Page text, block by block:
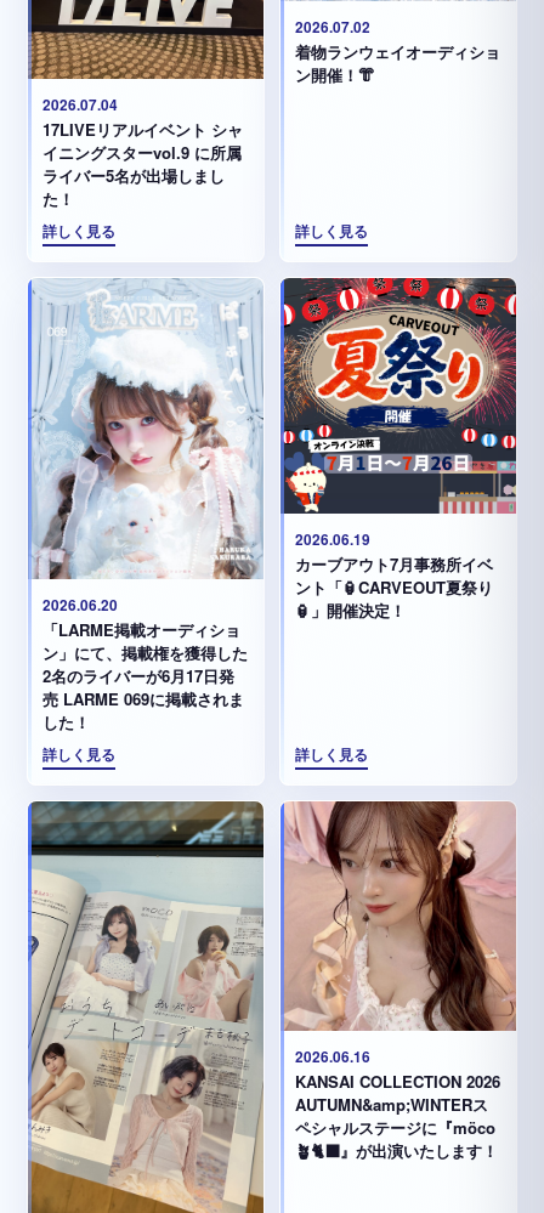
2026.07.04
17LIVEリアルイベント シャ
イニングスターvol.9 に所属
ライバー5名が出場しまし
た！
詳しく見る
2026.07.02
着物ランウェイオーディショ
ン開催！👘
詳しく見る
2026.06.20
「LARME掲載オーディショ
ン」にて、掲載権を獲得した
2名のライバーが6月17日発
売 LARME 069に掲載されま
した！
詳しく見る
2026.06.19
カーブアウト7月事務所イベ
ント「🏮CARVEOUT夏祭り
🏮」開催決定！
詳しく見る
2026.06.16
KANSAI COLLECTION 2026
AUTUMN&amp;WINTERス
ペシャルステージに『möco
🪴🐈‍⬛』が出演いたします！